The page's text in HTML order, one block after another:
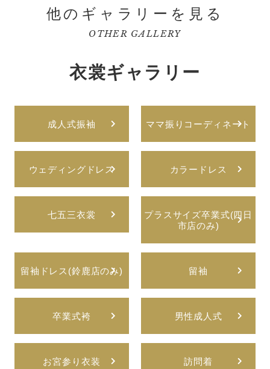
他のギャラリーを見る
OTHER GALLERY
衣裳ギャラリー
成人式振袖 ママ振りコーディネート
ウェディングドレス カラードレス
七五三衣裳
プラスサイズ卒業式(四日
市店のみ)
留袖ドレス(鈴鹿店のみ) 留袖
卒業式袴 男性成人式
お宮参り衣装 訪問着